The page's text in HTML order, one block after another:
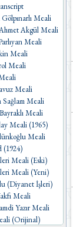
Meali
Akgül Meali
Meali
Meali
Meali
Meali
Sağlam Meali
Meali
Meali (1965)
Meali
(1924)
Meali (Eski)
Meali (Yeni)
(Diyanet İşleri)
Meali
Yazır Meali
(Orijinal)